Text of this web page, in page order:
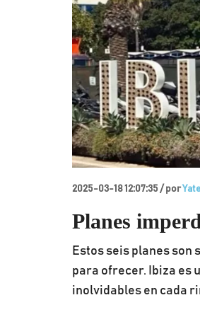
2025-03-18 12:07:35 / por
Planes
Estos seis planes son
para ofrecer. Ibiza es
inolvidables en cada